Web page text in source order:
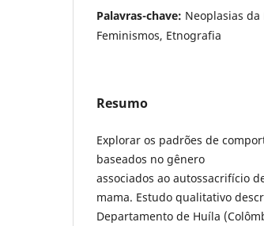
Palavras-chave: Neoplasias
Feminismos, Etnografia
Resumo
Explorar os padrões de
baseados no gênero
associados ao autossacrifício
mama. Estudo qualitativo
Departamento de Huíla